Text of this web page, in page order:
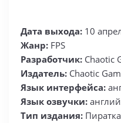
Дата выхода: 10
Жанр: FPS
Разработчик: Chaotic
Издатель: Chaotic
Язык интерфейса:
Язык озвучки:
Тип издания: Пиратка